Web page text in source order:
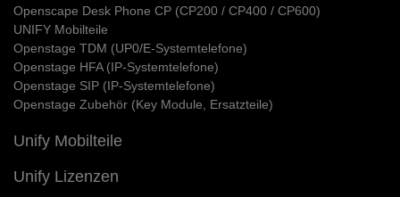
Openscape Desk Phone CP (CP200 / CP400 / CP600)
UNIFY Mobilteile
Openstage TDM (UP0/E-Systemtelefone)
Openstage HFA (IP-Systemtelefone)
Openstage SIP (IP-Systemtelefone)
Openstage Zubehör (Key Module, Ersatzteile)
Unify Mobilteile
Unify Lizenzen